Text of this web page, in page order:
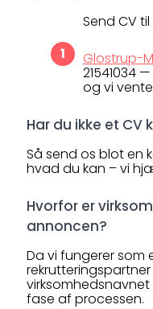
Send CV til
Glostrup-
21541034
og vi
Har du ikke et CV
Så send os blot en
hvad du kan – vi
Hvorfor er
annoncen?
Da vi fungerer som
fase af processen.